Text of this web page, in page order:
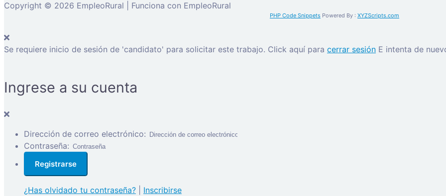
Copyright © 2026 EmpleoRural | Funciona con EmpleoRural
PHP Code Snippets Powered By : XYZScripts.com
Se requiere inicio de sesión de 'candidato' para solicitar este trabajo. Click aquí para cerrar sesión E intenta de
Ingrese a su cuenta
Dirección de correo electrónico:
Contraseña:
¿Has olvidado tu contraseña?
Inscribirse